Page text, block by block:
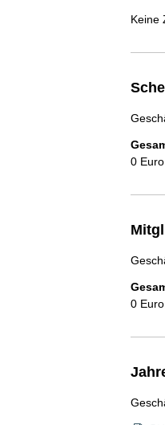
Keine
0 Euro
0 Euro